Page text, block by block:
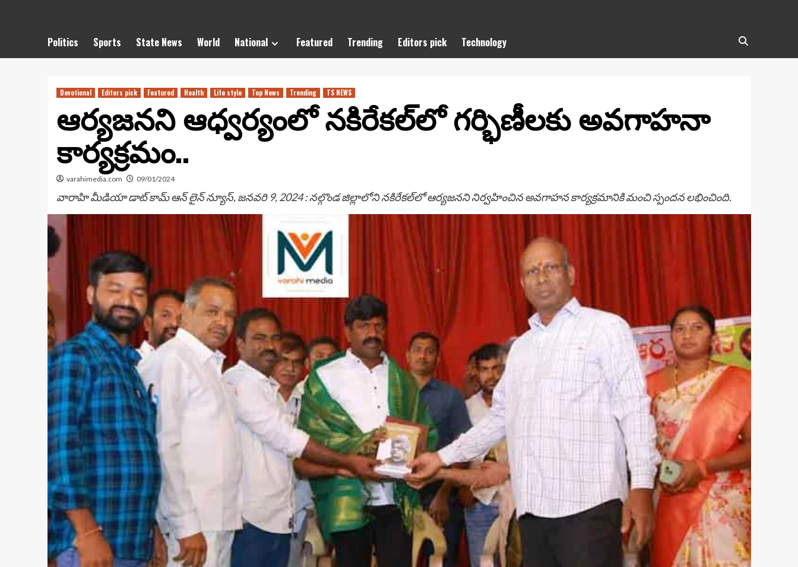
Politics Sports State News World National Featured Trending Editors pick Technology
Devotional Editors pick Featured Health Life style Top News Trending TS NEWS
ఆర్యజనని ఆధ్వర్యంలో నకిరేకల్‌లో గర్భిణీలకు అవగాహనా
కార్యక్రమం..
varahimedia.com 09/01/2024
వారాహి మీడియా డాట్ కామ్ ఆన్ లైన్ న్యూస్, జనవరి 9, 2024 : నల్గొండ జిల్లాలోని నకిరేకల్‌లో ఆర్యజనని నిర్వహించిన అవగాహన కార్యక్రమానికి మంచి స్పందన లభించింది.